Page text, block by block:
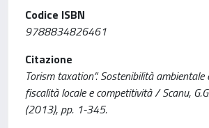
Codice ISBN
9788834826461
Citazione
Torism taxation”. Sostenibilità
fiscalità locale e competitività / Scanu,
(2013), pp. 1-345.